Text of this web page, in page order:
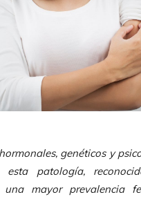
genéticos y
esta patología,
una mayor prevalencia